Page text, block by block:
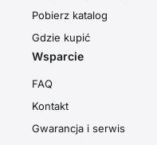
Pobierz katalog
Gdzie kupić
Wsparcie
FAQ
Kontakt
Gwarancja i serwis